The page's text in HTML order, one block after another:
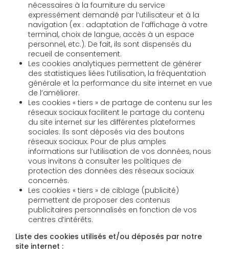
nécessaires à la fourniture du service
expressément demandé par l’utilisateur et à la
navigation (ex : adaptation de l’affichage à votre
terminal, choix de langue, accès à un espace
personnel, etc.). De fait, ils sont dispensés du
recueil de consentement.
Les cookies analytiques permettent de générer
des statistiques liées l’utilisation, la fréquentation
générale et la performance du site internet en vue
de l’améliorer.
Les cookies « tiers » de partage de contenu sur les
réseaux sociaux facilitent le partage du contenu
du site internet sur les différentes plateformes
sociales. Ils sont déposés via des boutons
réseaux sociaux. Pour de plus amples
informations sur l’utilisation de vos données, nous
vous invitons à consulter les politiques de
protection des données des réseaux sociaux
concernés.
Les cookies « tiers » de ciblage (publicité)
permettent de proposer des contenus
publicitaires personnalisés en fonction de vos
centres d’intérêts.
Liste des cookies utilisés et/ou déposés par notre
site internet :